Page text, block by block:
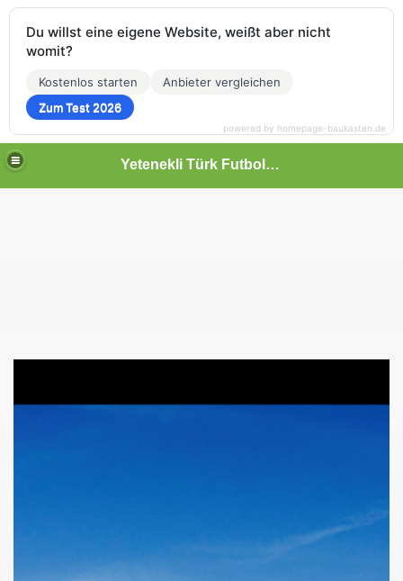
Yetenekli Türk Futbolcular
Du willst eine eigene Website, weißt aber nicht
womit?
Kostenlos starten
Anbieter vergleichen
Zum Test 2026
powered by homepage-baukasten.de